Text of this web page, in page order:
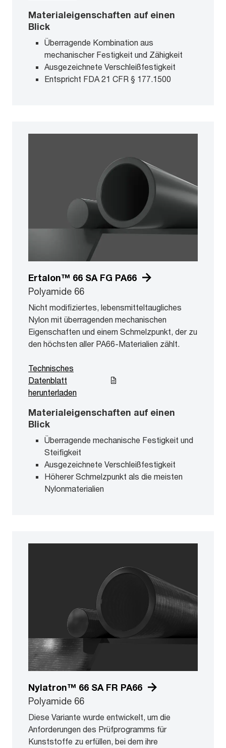
Materialeigenschaften auf einen
Blick
Überragende Kombination aus
mechanischer Festigkeit und Zähigkeit
Ausgezeichnete Verschleißfestigkeit
Entspricht FDA 21 CFR § 177.1500
Ertalon™ 66 SA FG PA66
Polyamide 66
Nicht modifiziertes, lebensmitteltaugliches
Nylon mit überragenden mechanischen
Eigenschaften und einem Schmelzpunkt, der zu
den höchsten aller PA66-Materialien zählt.
Materialeigenschaften auf einen
Blick
Überragende mechanische Festigkeit und
Steifigkeit
Ausgezeichnete Verschleißfestigkeit
Höherer Schmelzpunkt als die meisten
Nylonmaterialien
Technisches
Datenblatt
herunterladen
Nylatron™ 66 SA FR PA66
Polyamide 66
Diese Variante wurde entwickelt, um die
Anforderungen des Prüfprogramms für
Kunststoffe zu erfüllen, bei dem ihre